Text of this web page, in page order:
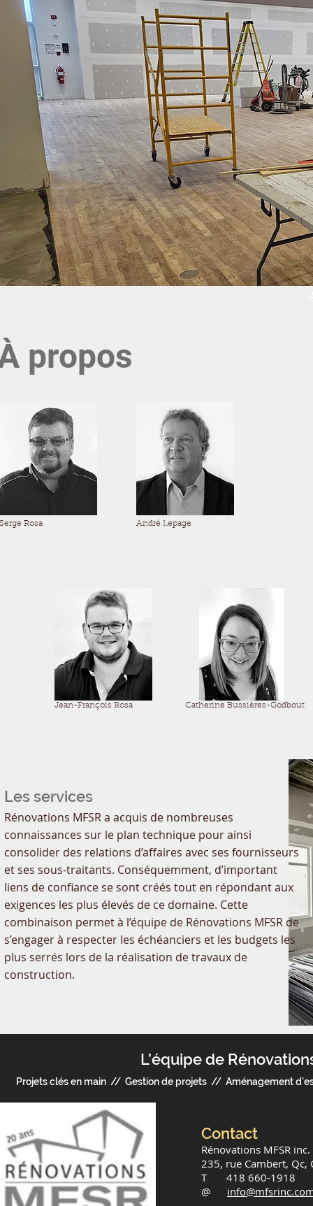
propos
Serge Rosa André Lepage
Jean-François Rosa Catherine Bussières-Godbout
Les services
Rénovations MFSR a acquis de nombreuses
connaissances sur le plan technique pour ainsi
consolider des relations d’affaires avec ses fournisseurs
et ses sous-traitants. Conséquemment, d’important
liens de confiance se sont créés tout en répondant aux
exigences les plus élevés de ce domaine. Cette
combinaison permet à l’équipe de Rénovations MFSR de
s’engager à respecter les échéanciers et les budgets les
plus serrés lors de la réalisation de travaux de
construction.
L’équipe de
Projets clés en main // Gestion de projets // Aménagement
Contact
Rénovations MFSR inc.
235, rue Cambert, Qc,
T 418 660-1918
@